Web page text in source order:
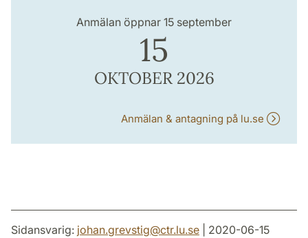
Anmälan öppnar 15 september
15
OKTOBER 2026
Anmälan & antagning på lu.se
Sidansvarig: johan.grevstig@ctr.lu.se | 2020-06-15